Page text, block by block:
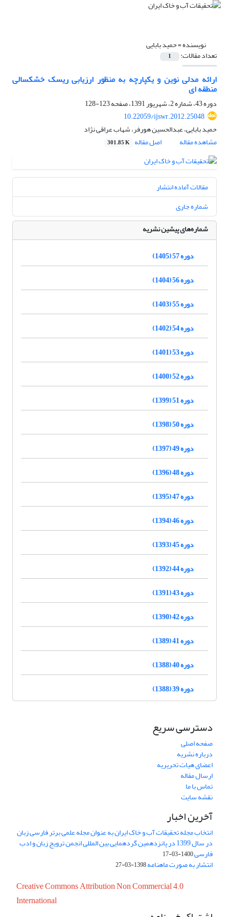
نویسنده =حمید بابایی
تعداد مقالات: 1
ارائه مدلی نوین و یکپارچه به منظور ارزیابی ریسک خشکسالی
منطقه ای
دوره 43، شماره 2، شهریور 1391، صفحه
123-128
10.22059/ijswr.2012.25048
حمید بابایی، عبدالحسین هورفر، شهاب عراقی نژاد
مشاهده مقاله
اصل مقاله 301.85 K
مقالات آماده انتشار
شماره جاری
شماره‌های پیشین نشریه
دوره 57 (1405)
دوره 56 (1404)
دوره 55 (1403)
دوره 54 (1402)
دوره 53 (1401)
دوره 52 (1400)
دوره 51 (1399)
دوره 50 (1398)
دوره 49 (1397)
دوره 48 (1396)
دوره 47 (1395)
دوره 46 (1394)
دوره 45 (1393)
دوره 44 (1392)
دوره 43 (1391)
دوره 42 (1390)
دوره 41 (1389)
دوره 40 (1388)
دوره 39 (1388)
دسترسی سریع
صفحه اصلی
درباره نشریه
اعضای هیات تحریریه
ارسال مقاله
تماس با ما
نقشه سایت
آخرین اخبار
انتخاب مجله تحقیقات آب و خاک ایران به عنوان مجله علمی برتر فارسی زبان
در سال 1399 در پانزدهمین گردهمایی بین المللی انجمن ترویج زبان و ادب
فارسی1400-03-17
انتشار به صورت ماهنامه1398-03-27
Creative Commons Attribution Non Commercial 4.0
International